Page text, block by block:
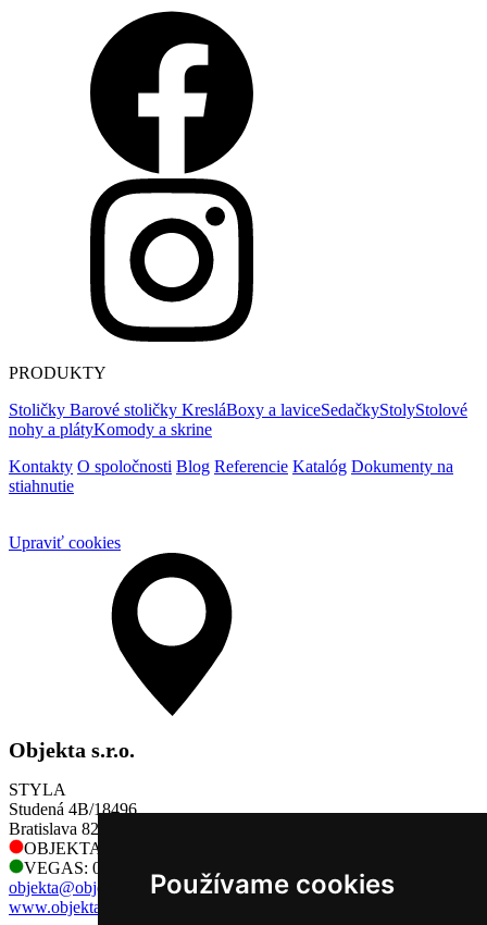
Používame cookies
PRODUKTY
Stoličky Barové stoličky KresláBoxy a laviceSedačkyStolyStolové
nohy a plátyKomody a skrine
Kontakty O spoločnosti Blog Referencie Katalóg Dokumenty na
stiahnutie
Upraviť cookies
Objekta s.r.o.
STYLA
Studená 4B/18496
Bratislava 821 04
OBJEKTA: 0905 730 128
VEGAS: 0905 730 128
objekta@objekta.sk
www.objekta.sk